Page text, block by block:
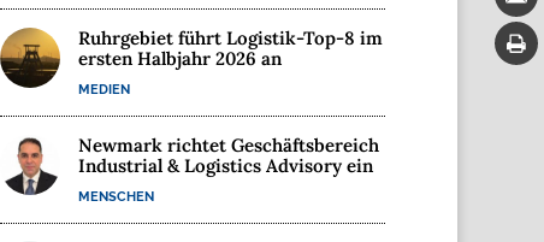
Ruhrgebiet führt Logistik-Top-8 im
ersten Halbjahr 2026 an
MEDIEN
Newmark richtet Geschäftsbereich
Industrial & Logistics Advisory ein
MENSCHEN